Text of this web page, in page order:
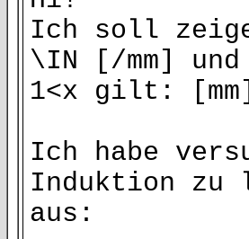
Ich soll
\IN [/mm]
1<x gilt:
Ich habe
Induktion zu
aus: